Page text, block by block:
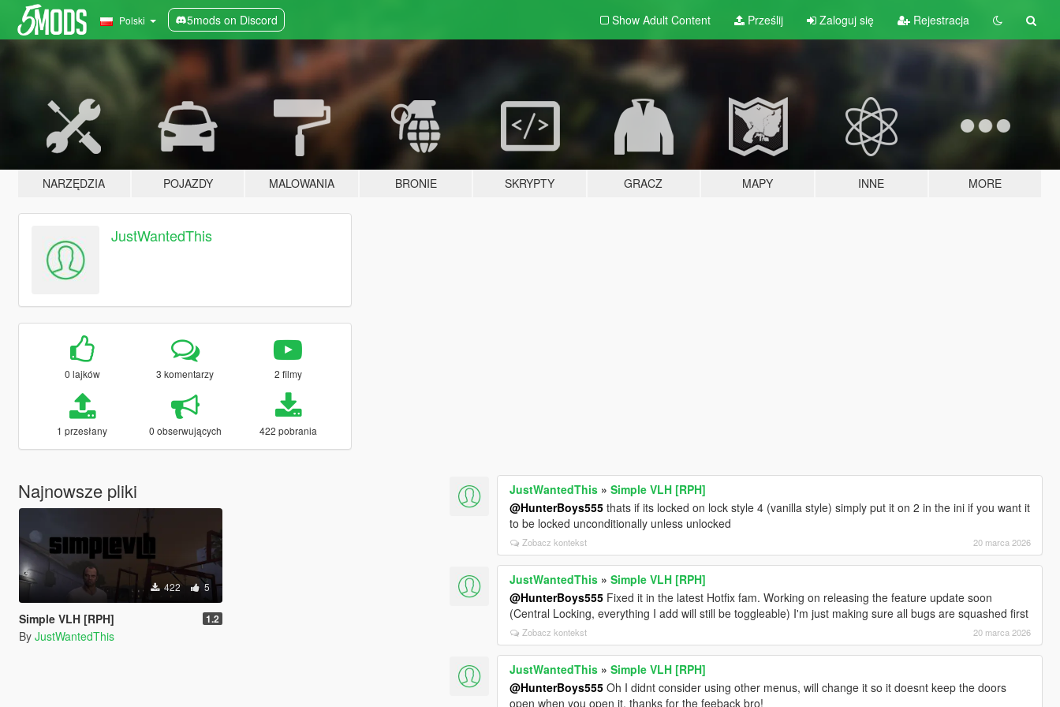
Polski 5mods on Discord Show Adult Content Prześlij Zaloguj się Rejestracja
NARZĘDZIA POJAZDY MALOWANIA BRONIE SKRYPTY GRACZ MAPY INNE MORE
JustWantedThis
0 lajków 3 komentarzy 2 filmy
1 przesłany 0 obserwujących 422 pobrania
Najnowsze pliki
422 5
Simple VLH [RPH] 1.2
By JustWantedThis
JustWantedThis »Simple VLH [RPH]
@HunterBoys555 thats if its locked on lock style 4 (vanilla style) simply put it on 2 in the ini if you want it
to be locked unconditionally unless unlocked
Zobacz kontekst 20 marca 2026
JustWantedThis »Simple VLH [RPH]
@HunterBoys555 Fixed it in the latest Hotfix fam. Working on releasing the feature update soon
(Central Locking, everything I add will still be toggleable) I'm just making sure all bugs are squashed first
Zobacz kontekst 20 marca 2026
JustWantedThis »Simple VLH [RPH]
@HunterBoys555 Oh I didnt consider using other menus, will change it so it doesnt keep the doors
open when you open it, thanks for the feeback bro!